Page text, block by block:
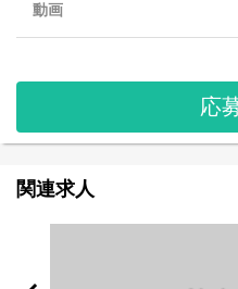
動画
応
関連求人